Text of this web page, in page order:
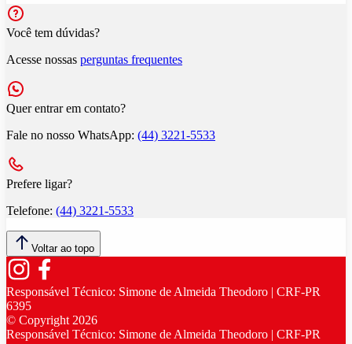
Você tem dúvidas?
Acesse nossas perguntas frequentes
Quer entrar em contato?
Fale no nosso WhatsApp: (44) 3221-5533
Prefere ligar?
Telefone: (44) 3221-5533
Voltar ao topo
Responsável Técnico: Simone de Almeida Theodoro | CRF-PR
6395
© Copyright2026
Responsável Técnico: Simone de Almeida Theodoro | CRF-PR